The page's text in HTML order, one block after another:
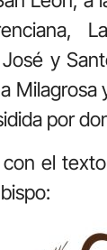
y
Milagrosa
por
con el